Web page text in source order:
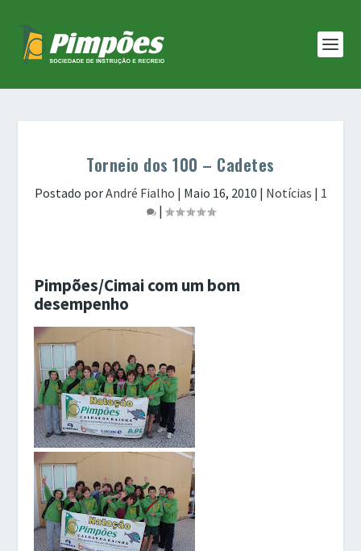
Torneio dos 100 – Cadetes
Postado porAndré Fialho | Maio 16, 2010 | Notícias | 1
|
Pimpões/Cimai com um bom
desempenho